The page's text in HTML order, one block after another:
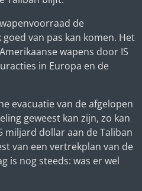
de
van pas kan komen. Het
wapens door IS
in Europa en de
evacuatie van de afgelopen
geweest kan zijn, zo kan
miljard dollar aan de Taliban
van een vertrekplan van de
is nog steeds: was er wel